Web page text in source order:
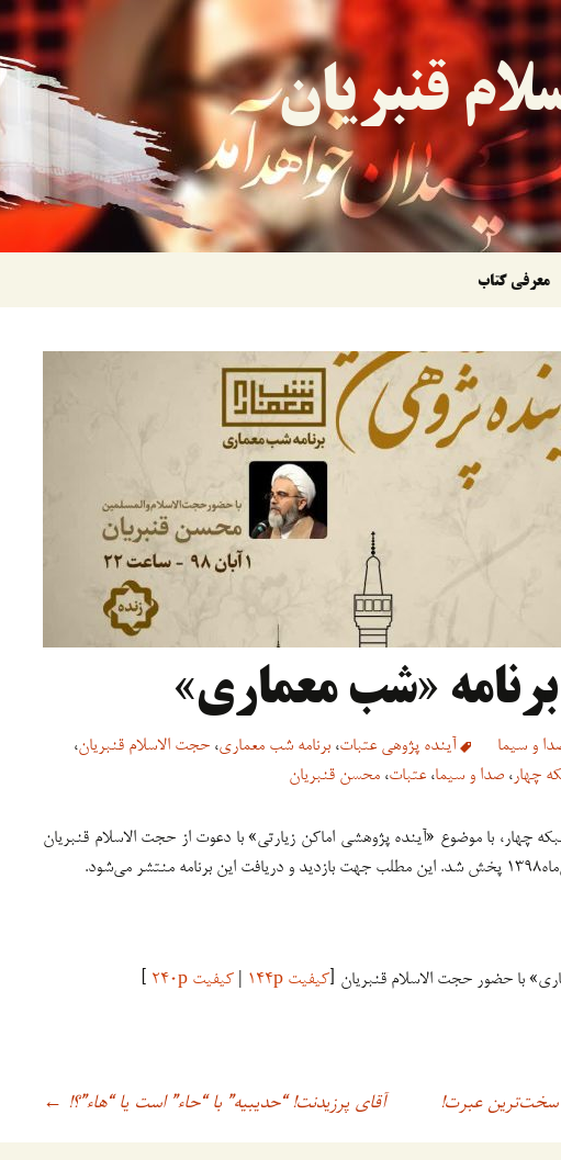
قنبریان
معرفی کتاب
«شب معماری»
و سیما آینده پژوهی عتبات، برنامه شب معماری، حجت الاسلام قنبريان،
چهار ، صدا و سیما، عتبات، محسن قنبریان
چهار، با موضوع «آینده پژوهشی اماکن زیارتی» با دعوت از حجت الاسلام قنبریان
می‌شود.
با حضور حجت الاسلام قنبریان [کیفیت ۱۴۴p کیفیت ۲۴۰p ]
عبرت! آقای پرزیدنت! “حدیبیه” با “حاء” است یا “هاء”؟! ←